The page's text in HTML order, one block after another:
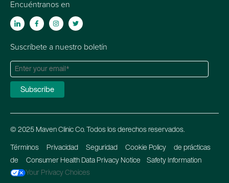
Encuéntranos en
Suscríbete a nuestro boletín
© 2025 Maven Clinic Co. Todos los derechos reservados.
Términos Privacidad Seguridad Cookie Policy
de prácticas
de
Consumer Health Data Privacy Notice
Safety Information
Your Privacy Choices